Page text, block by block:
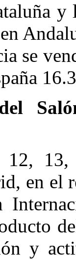
y
se
12,
en
y